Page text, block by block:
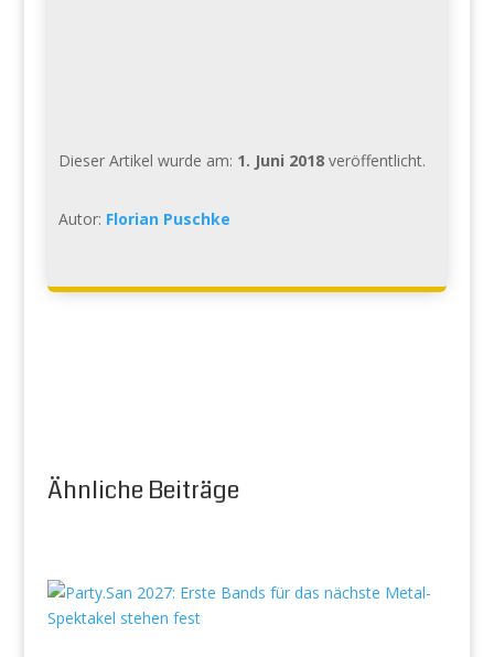
Dieser Artikel wurde am: 1. Juni 2018veröffentlicht.
Autor: Florian Puschke
Ähnliche Beiträge